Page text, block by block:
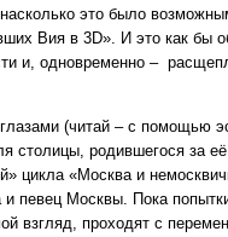
это было
Вия в 3D». И это как бы
и, одновременно –
(читай – с помощью
столицы, родившегося за
цикла «Москва и
певец Москвы. Пока
взгляд, проходят с